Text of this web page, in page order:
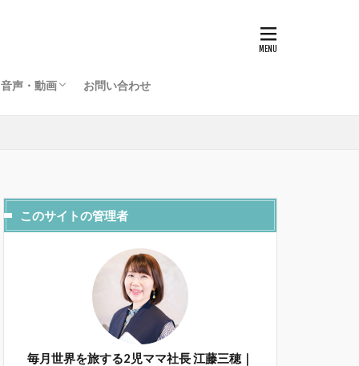
音声・動画
グローバルライフラジオ
海外起業家夫婦のライフデザインチャンネル
お問い合わせ
このサイトの管理者
毎月世界を旅する2児ママ社長 江藤三穂｜